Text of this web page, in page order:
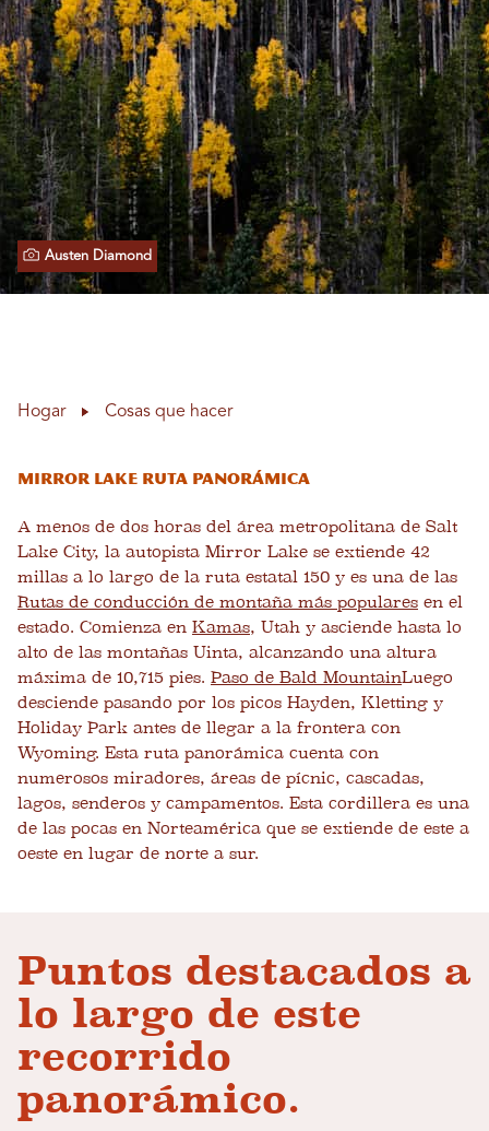
Austen Diamond
Hogar Cosas que hacer
Mirror Lake Ruta panorámica
A menos de dos horas del área metropolitana de Salt
Lake City, la autopista Mirror Lake se extiende 42
millas a lo largo de la ruta estatal 150 y es una de las
Rutas de conducción de montaña más populares en el
estado. Comienza en Kamas, Utah y asciende hasta lo
alto de las montañas Uinta, alcanzando una altura
máxima de 10,715 pies. Paso de Bald MountainLuego
desciende pasando por los picos Hayden, Kletting y
Holiday Park antes de llegar a la frontera con
Wyoming. Esta ruta panorámica cuenta con
numerosos miradores, áreas de pícnic, cascadas,
lagos, senderos y campamentos. Esta cordillera es una
de las pocas en Norteamérica que se extiende de este a
oeste en lugar de norte a sur.
Puntos destacados a
lo largo de este
recorrido
panorámico.